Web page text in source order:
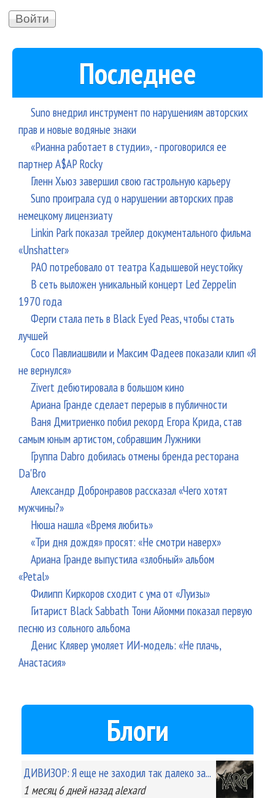
Последнее
Suno внедрил инструмент по нарушениям авторских
прав и новые водяные знаки
«Рианна работает в студии», - проговорился ее
партнер A$AP Rocky
Гленн Хьюз завершил свою гастрольную карьеру
Suno проиграла суд о нарушении авторских прав
немецкому лицензиату
Linkin Park показал трейлер документального фильма
«Unshatter»
РАО потребовало от театра Кадышевой неустойку
В сеть выложен уникальный концерт Led Zeppelin
1970 года
Ферги стала петь в Black Eyed Peas, чтобы стать
лучшей
Сосо Павлиашвили и Максим Фадеев показали клип «Я
не вернулся»
Zivert дебютировала в большом кино
Ариана Гранде сделает перерыв в публичности
Ваня Дмитриенко побил рекорд Егора Крида, став
самым юным артистом, собравшим Лужники
Группа Dabro добилась отмены бренда ресторана
Da'Bro
Александр Добронравов рассказал «Чего хотят
мужчины?»
Нюша нашла «Время любить»
«Три дня дождя» просят: «Не смотри наверх»
Ариана Гранде выпустила «злобный» альбом
«Petal»
Филипп Киркоров сходит с ума от «Луизы»
Гитарист Black Sabbath Тони Айомми показал первую
песню из сольного альбома
Денис Клявер умоляет ИИ-модель: «Не плачь,
Анастасия»
Блоги
ДИВИЗОР: Я еще не заходил так далеко за...
1 месяц 6 днейназад alexard